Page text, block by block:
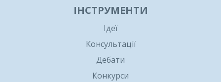
ІНСТРУМЕНТИ
Ідеї
Консультації
Дебати
Конкурси